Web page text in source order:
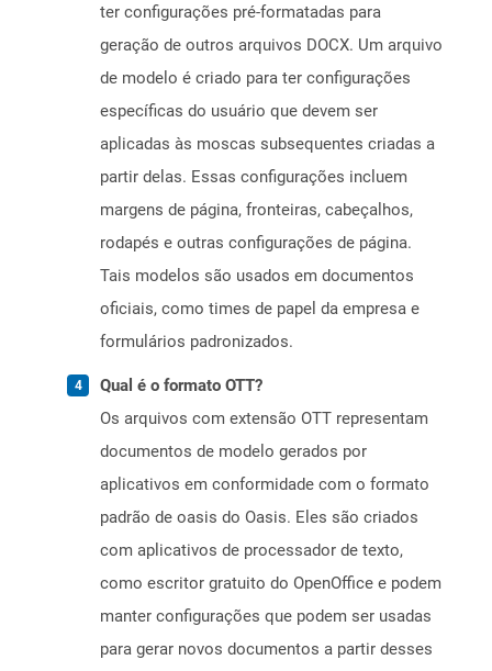
ter configurações pré-formatadas para
geração de outros arquivos DOCX. Um arquivo
de modelo é criado para ter configurações
específicas do usuário que devem ser
aplicadas às moscas subsequentes criadas a
partir delas. Essas configurações incluem
margens de página, fronteiras, cabeçalhos,
rodapés e outras configurações de página.
Tais modelos são usados ​​em documentos
oficiais, como times de papel da empresa e
formulários padronizados.
Qual é o formato OTT?
Os arquivos com extensão OTT representam
documentos de modelo gerados por
aplicativos em conformidade com o formato
padrão de oasis do Oasis. Eles são criados
com aplicativos de processador de texto,
como escritor gratuito do OpenOffice e podem
manter configurações que podem ser usadas
para gerar novos documentos a partir desses